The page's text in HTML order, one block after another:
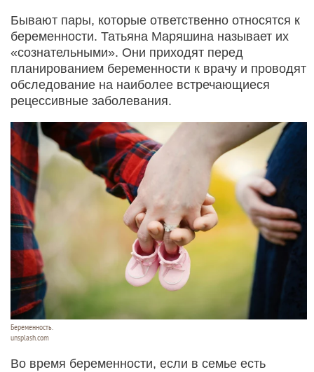
Бывают пары, которые ответственно относятся к
беременности. Татьяна Маряшина называет их
«сознательными». Они приходят перед
планированием беременности к врачу и проводят
обследование на наиболее встречающиеся
рецессивные заболевания.
Беременность.
unsplash.com
Во время беременности, если в семье есть